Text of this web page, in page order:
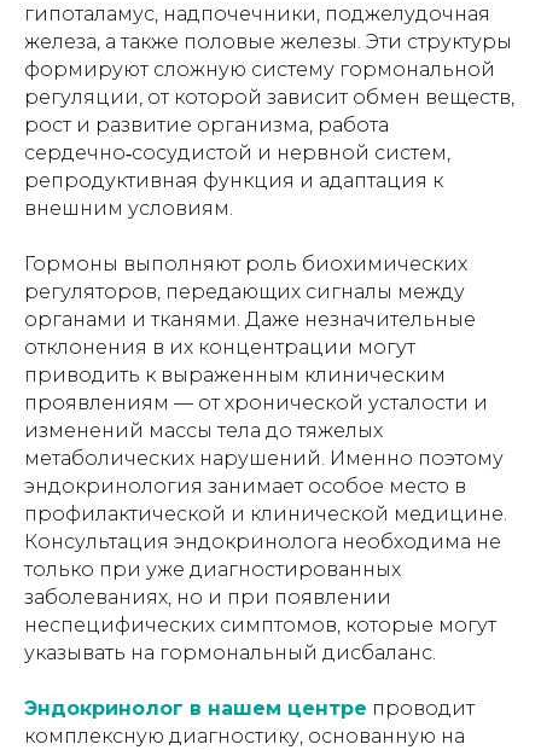
гипоталамус, надпочечники, поджелудочная
железа, а также половые железы. Эти структуры
формируют сложную систему гормональной
регуляции, от которой зависит обмен веществ,
рост и развитие организма, работа
сердечно‑сосудистой и нервной систем,
репродуктивная функция и адаптация к
внешним условиям.
Гормоны выполняют роль биохимических
регуляторов, передающих сигналы между
органами и тканями. Даже незначительные
отклонения в их концентрации могут
приводить к выраженным клиническим
проявлениям — от хронической усталости и
изменений массы тела до тяжелых
метаболических нарушений. Именно поэтому
эндокринология занимает особое место в
профилактической и клинической медицине.
Консультация эндокринолога необходима не
только при уже диагностированных
заболеваниях, но и при появлении
неспецифических симптомов, которые могут
указывать на гормональный дисбаланс.
Эндокринолог в нашем центре проводит
комплексную диагностику, основанную на